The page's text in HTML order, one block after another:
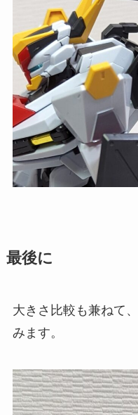
最後に
大きさ比較も兼ねて
みます。